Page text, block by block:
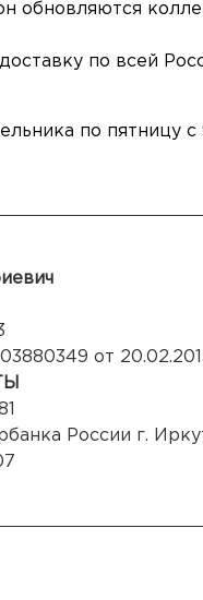
обновляются
по всей
по пятницу с
от
России г.